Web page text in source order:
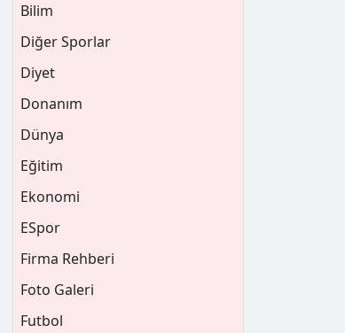
Bilim
Diğer Sporlar
Diyet
Donanım
Dünya
Eğitim
Ekonomi
ESpor
Firma Rehberi
Foto Galeri
Futbol